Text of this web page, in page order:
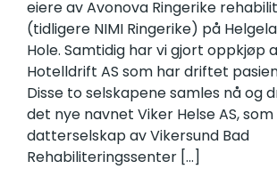
eiere av Avonova Ringerike
(tidligere NIMI Ringerike) på
Hole. Samtidig har vi gjort oppkjøp
Hotelldrift AS som har driftet
Disse to selskapene samles nå og
det nye navnet Viker Helse AS,
datterselskap av Vikersund Bad
Rehabiliteringssenter [...]